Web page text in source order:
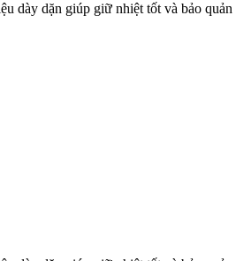
dày dặn giúp giữ nhiệt tốt và bảo quản